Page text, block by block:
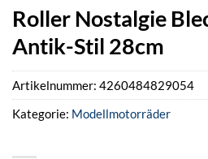
Roller Nostalgie
Antik-Stil 28cm
Artikelnummer: 4260484829054
Kategorie: Modellmotorräder